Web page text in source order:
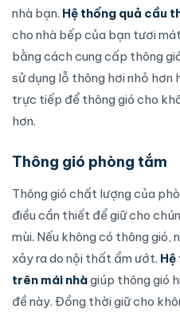
nhà bạn. Hệ thống quả cầu
cho nhà bếp của bạn tươi
bằng cách cung cấp thông
sử dụng lỗ thông hơi nhỏ
trực tiếp để thông gió cho
hơn.
Thông gió phòng tắm
Thông gió chất lượng của
điều cần thiết để giữ cho
mùi. Nếu không có thông
xảy ra do nội thất ẩm ướt.
trên mái nhàgiúp thông gió
đề này. Đồng thời giữ cho